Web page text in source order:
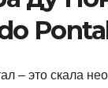
– это скала